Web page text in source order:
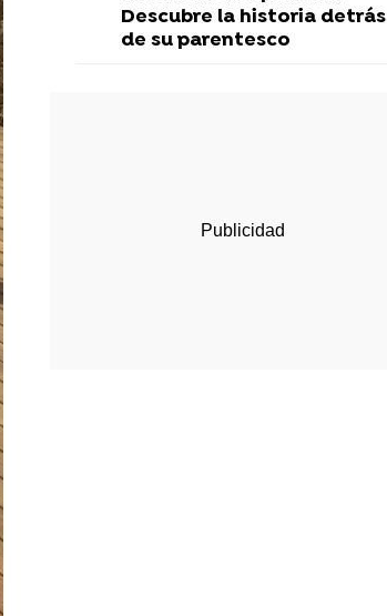
Descubre la historia detrás
de su parentesco